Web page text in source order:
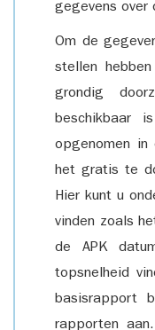
gegevens over
Om de
stellen
grondig
beschikbaar
opgenomen
het gratis te
Hier kunt u
vinden zoals
de APK
topsnelheid
basisrapport
rapporten